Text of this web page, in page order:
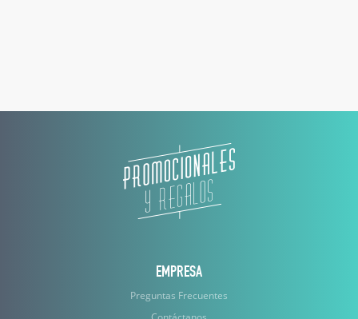
EMPRESA
Preguntas Frecuentes